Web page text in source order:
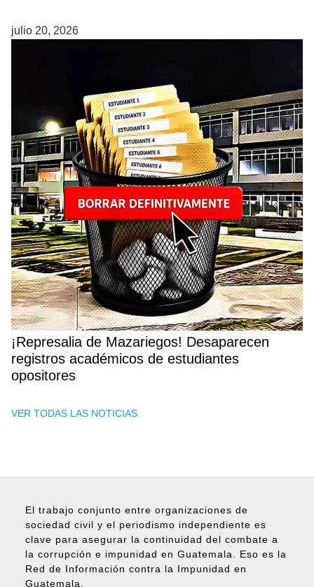
julio 20, 2026
¡Represalia de Mazariegos! Desaparecen
registros académicos de estudiantes
opositores
VER TODAS LAS NOTICIAS
El trabajo conjunto entre organizaciones de
sociedad civil y el periodismo independiente es
clave para asegurar la continuidad del combate a
la corrupción e impunidad en Guatemala. Eso es la
Red de Información contra la Impunidad en
Guatemala.